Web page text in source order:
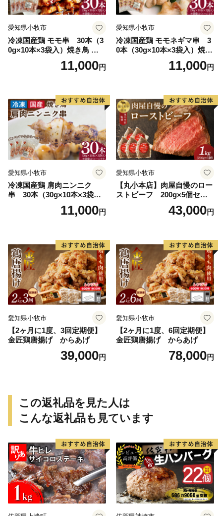
愛知県小牧市
冷凍国産鶏 モモ串 30本（3
0g×10本×3袋入）焼き鳥 おつ
まみ バーベキュー 小分け 国
産 鶏肉 焼鳥 やきとり 串 惣
11,000円
愛知県小牧市
冷凍国産鶏 モモネギマ串 3
0本（30g×10本×3袋入）焼き
鳥 おつまみ バーベキュー 小
分け 国産 鶏肉 焼鳥 やきとり
居酒屋 ねぎま ネギマ
11,000円
愛知県小牧市
冷凍国産鶏 肩肉ニンニク
串 30本（30g×10本×3袋
入）焼き鳥 おつまみ バーベ
キュー 小分け 国産 鶏肉 焼鳥
材 お家居酒屋 にんにく
11,000円
愛知県小牧市
【丸小本店】肉屋自慢のロー
ストビーフ 200g×5個セッ
43,000円
愛知県小牧市
【2ヶ月に1度、3回定期便】
金匠鶏唐揚げ からあげ
39,000円
愛知県小牧市
【2ヶ月に1度、6回定期便】
金匠鶏唐揚げ からあげ
78,000円
この返礼品を見た人は
こんな返礼品も見ています